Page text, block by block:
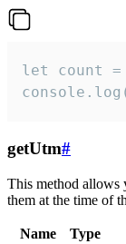
let count =
getUtm#
This method allows
them at the time of
Name Type